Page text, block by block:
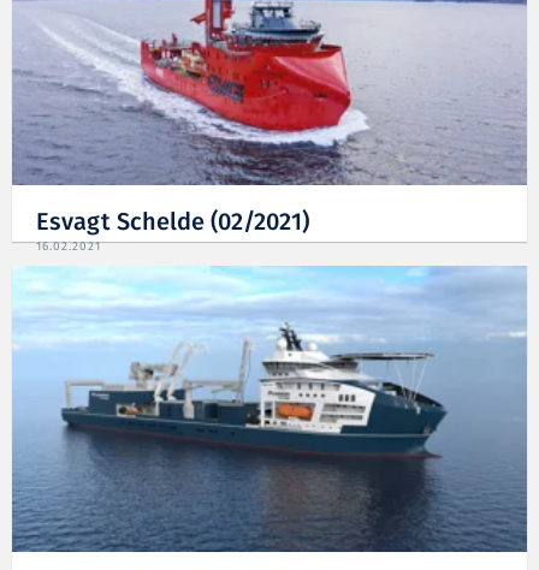
Esvagt Schelde (02/2021)
16.02.2021